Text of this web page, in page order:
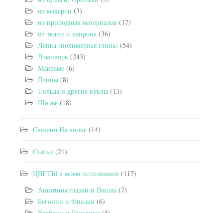
из макарон (3)
из природных материалов (17)
из ткани и капрона (36)
Лепка (полимерная глина) (54)
Лэмпворк (243)
Макраме (6)
Птицы (8)
Тильда и другие куклы (13)
Шитьё (18)
Связано На вилке (14)
Статьи (21)
ЦВЕТЫ в моем исполнении (117)
Анютины глазки и Виолы (7)
Бегонии и Фиалки (6)